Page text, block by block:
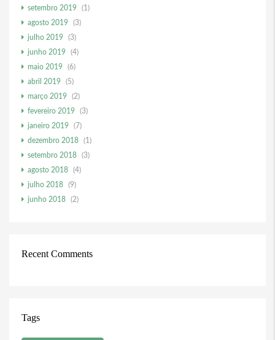
setembro 2019
(1)
agosto 2019
(3)
julho 2019
(3)
junho 2019
(4)
maio 2019
(6)
abril 2019
(5)
março 2019
(2)
fevereiro 2019
(3)
janeiro 2019
(7)
dezembro 2018
(1)
setembro 2018
(3)
agosto 2018
(4)
julho 2018
(9)
junho 2018
(2)
Recent Comments
Tags